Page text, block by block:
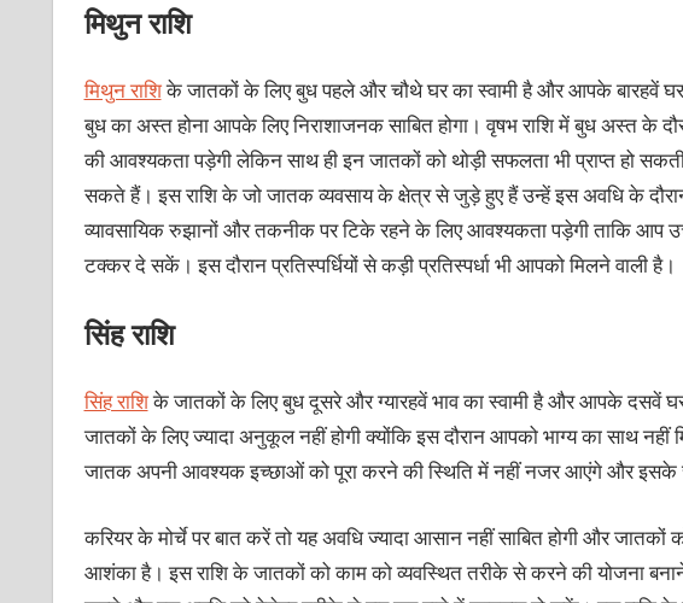
मिथुन राशि
मिथुन राशिके जातकों के लिए बुध पहले और चौथे घर का स्वामी है और आपके बारहवें घर
बुध का अस्त होना आपके लिए निराशाजनक साबित होगा। वृषभ राशि में बुध अस्त के
की आवश्यकता पड़ेगी लेकिन साथ ही इन जातकों को थोड़ी सफलता भी प्राप्त हो
सकते हैं। इस राशि के जो जातक व्यवसाय के क्षेत्र से जुड़े हुए हैं उन्हें इस अवधि के
व्यावसायिक रुझानों और तकनीक पर टिके रहने के लिए आवश्यकता पड़ेगी ताकि आप
टक्कर दे सकें। इस दौरान प्रतिस्पर्धियों से कड़ी प्रतिस्पर्धा भी आपको मिलने वाली है।
सिंह राशि
सिंह राशिके जातकों के लिए बुध दूसरे और ग्यारहवें भाव का स्वामी है और आपके दसवें
जातकों के लिए ज्यादा अनुकूल नहीं होगी क्योंकि इस दौरान आपको भाग्य का साथ
जातक अपनी आवश्यक इच्छाओं को पूरा करने की स्थिति में नहीं नजर आएंगे और इसके
करियर के मोर्चे पर बात करें तो यह अवधि ज्यादा आसान नहीं साबित होगी और
आशंका है। इस राशि के जातकों को काम को व्यवस्थित तरीके से करने की योजना